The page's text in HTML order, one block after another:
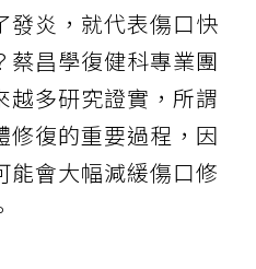
發炎，就代表傷口快
蔡昌學復健科專業團
越多研究證實，所謂
修復的重要過程，因
能會大幅減緩傷口修